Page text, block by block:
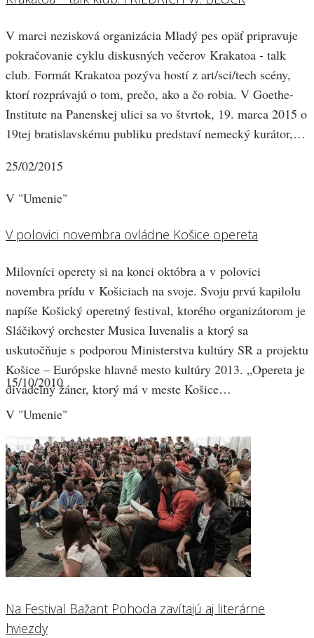
V marci nezisková organizácia Mladý pes opäť pripravuje
pokračovanie cyklu diskusných večerov Krakatoa - talk
club. Formát Krakatoa pozýva hostí z art/sci/tech scény,
ktorí rozprávajú o tom, prečo, ako a čo robia. V Goethe-
Institute na Panenskej ulici sa vo štvrtok, 19. marca 2015 o
19tej bratislavskému publiku predstaví nemecký kurátor,…
25/02/2015
V "Umenie"
V polovici novembra ovládne Košice opereta
Milovníci operety si na konci októbra a v polovici
novembra prídu v Košiciach na svoje. Svoju prvú kapilolu
napíše Košický operetný festival, ktorého organizátorom je
Sláčikový orchester Musica Iuvenalis a ktorý sa
uskutočňuje s podporou Ministerstva kultúry SR a projektu
Košice – Európske hlavné mesto kultúry 2013. „Opereta je
divadelný žáner, ktorý má v meste Košice…
15/10/2010
V "Umenie"
Na Festival Bažant Pohoda zavítajú aj literárne
hviezdy